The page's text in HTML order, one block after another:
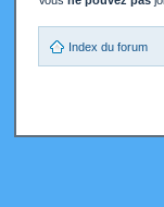
Index du forum